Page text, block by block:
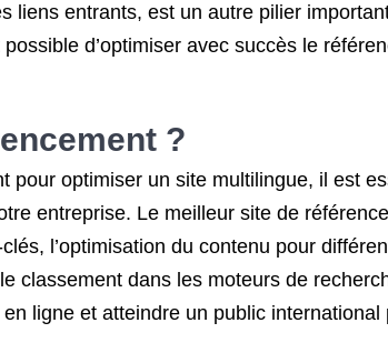
liens entrants, est un autre pilier
d’optimiser avec succès le
?
pour optimiser un site multilingue, il est
entreprise. Le meilleur site de
l’optimisation du contenu pour
classement dans les moteurs de
ligne et atteindre un public international